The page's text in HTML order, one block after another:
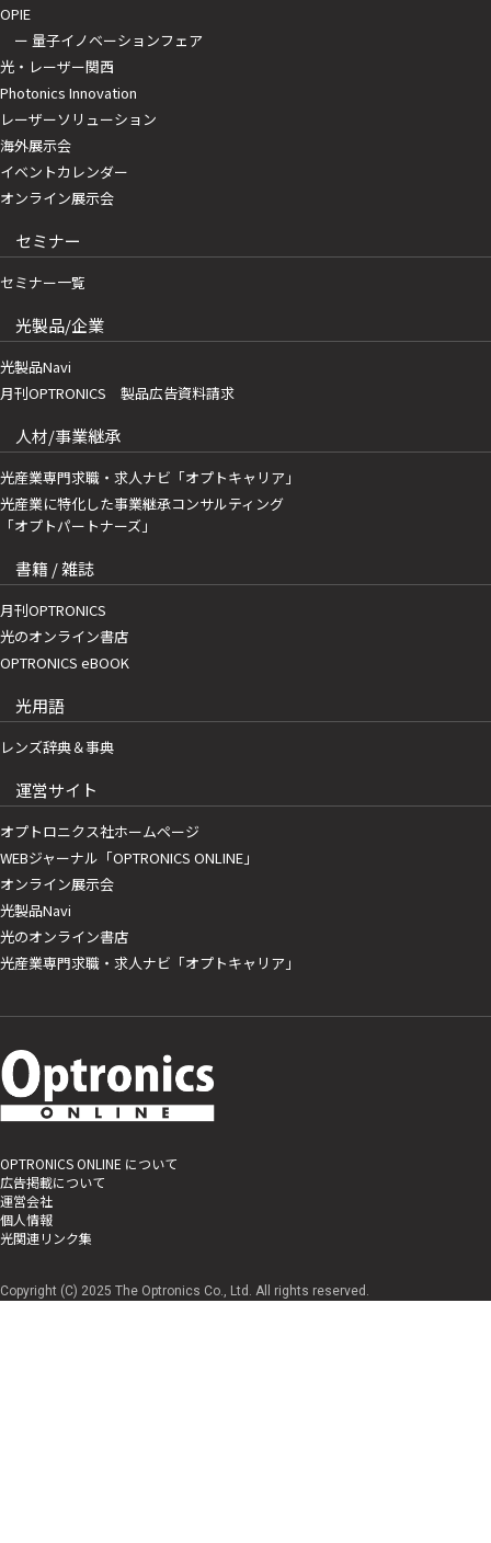
OPIE
ー 量子イノベーションフェア
光・レーザー関西
Photonics Innovation
レーザーソリューション
海外展示会
イベントカレンダー
オンライン展示会
セミナー
セミナー一覧
光製品/企業
光製品Navi
月刊OPTRONICS 製品広告資料請求
人材/事業継承
光産業専門求職・求人ナビ「オプトキャリア」
光産業に特化した事業継承コンサルティング
「オプトパートナーズ」
書籍 / 雑誌
月刊OPTRONICS
光のオンライン書店
OPTRONICS eBOOK
光用語
レンズ辞典＆事典
運営サイト
オプトロニクス社ホームページ
WEBジャーナル「OPTRONICS ONLINE」
オンライン展示会
光製品Navi
光のオンライン書店
光産業専門求職・求人ナビ「オプトキャリア」
OPTRONICS ONLINE について
広告掲載について
運営会社
個人情報
光関連リンク集
Copyright (C) 2025 The Optronics Co., Ltd. All rights reserved.